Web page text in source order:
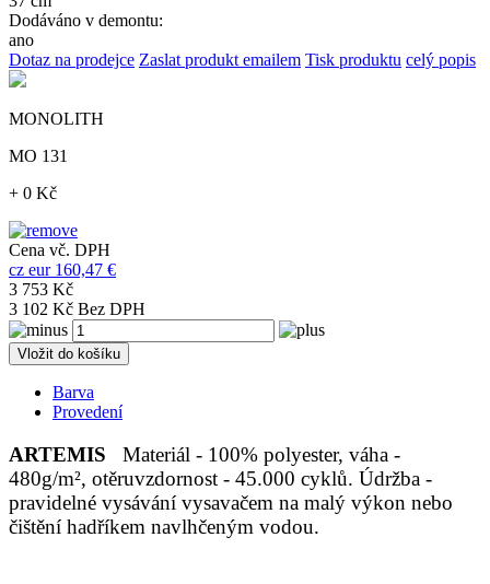
Dodáváno v demontu:
ano
Dotaz na prodejce Zaslat produkt emailem Tisk produktu celý popis
MONOLITH
MO 131
+ 0 Kč
Cena vč. DPH
cz eur 160,47 €
3 753 Kč
3 102 Kč Bez DPH
Vložit do košíku
Barva
Provedení
ARTEMIS
Materiál - 100% polyester, váha -
480g/m², otěruvzdornost - 45.000 cyklů. Údržba -
pravidelné vysávání vysavačem na malý výkon nebo
čištění hadříkem navlhčeným vodou.